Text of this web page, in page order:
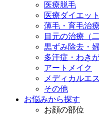
医療脱毛
医療ダイエット
薄毛・育毛治療
目元の治療（
黒ずみ除去・
多汗症・わき
アートメイク
メディカルエ
その他
お悩みから探す
お顔の部位